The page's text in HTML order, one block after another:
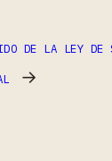
DE LA LEY DE
→